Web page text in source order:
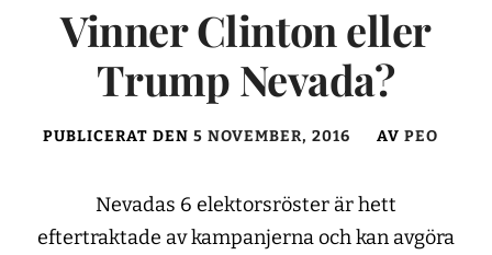
Vinner Clinton eller
Trump Nevada?
PUBLICERAT DEN 5 NOVEMBER, 2016 AV PEO
Nevadas 6 elektorsröster är hett
eftertraktade av kampanjerna och kan avgöra